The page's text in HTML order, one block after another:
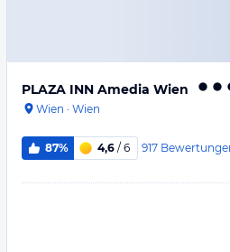
PLAZA INN Amedia Wien
Wien · Wien
87% 4,6 / 6 917